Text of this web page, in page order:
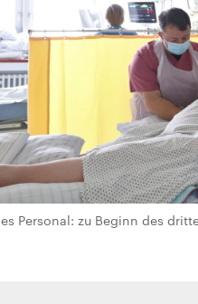
Personal: zu Beginn des